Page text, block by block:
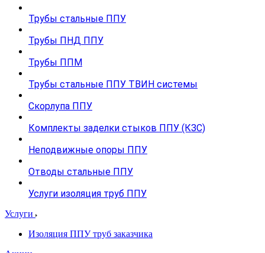
Трубы стальные ППУ
Трубы ПНД ППУ
Трубы ППМ
Трубы стальные ППУ ТВИН системы
Скорлупа ППУ
Комплекты заделки стыков ППУ (КЗС)
Неподвижные опоры ППУ
Отводы стальные ППУ
Услуги изоляция труб ППУ
Услуги
Изоляция ППУ труб заказчика